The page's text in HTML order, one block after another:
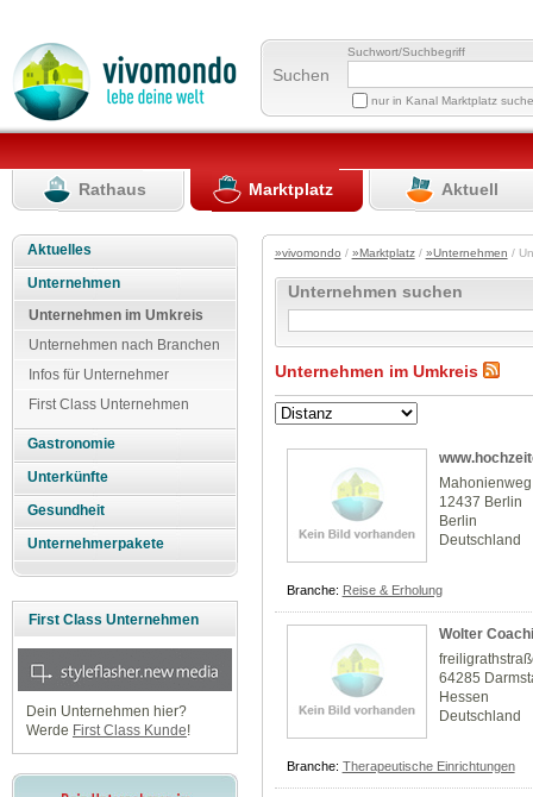
Suchen
Suchwort/Suchbegriff
nur in Kanal Marktplatz
Rathaus Marktplatz Aktuell
Aktuelles
Unternehmen
Unternehmen im Umkreis
Unternehmen nach Branchen
Infos für Unternehmer
First Class Unternehmen
Gastronomie
Unterkünfte
Gesundheit
Unternehmerpakete
First Class Unternehmen
Dein Unternehmen hier?
Werde First Class Kunde!
»vivomondo / »Marktplatz/ »Unternehmen /
Unternehmen suchen
Unternehmen im Umkreis
12437 Berlin
Berlin
Deutschland
Branche: Reise & Erholung
Wolter
64285
Hessen
Deutschland
Branche: Therapeutische Einrichtungen